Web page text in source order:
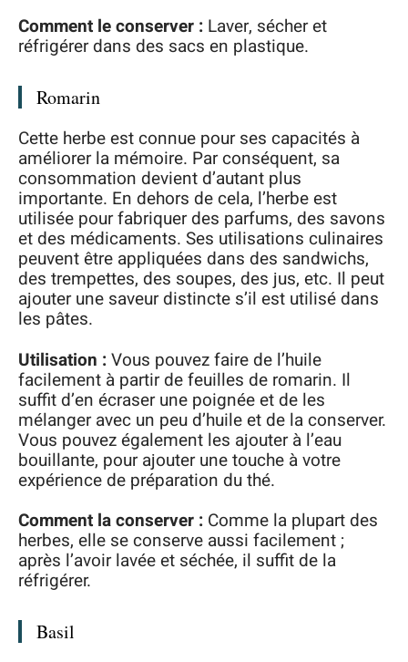
Comment le conserver : Laver, sécher et
réfrigérer dans des sacs en plastique.
Romarin
Cette herbe est connue pour ses capacités à
améliorer la mémoire. Par conséquent, sa
consommation devient d’autant plus
importante. En dehors de cela, l’herbe est
utilisée pour fabriquer des parfums, des savons
et des médicaments. Ses utilisations culinaires
peuvent être appliquées dans des sandwichs,
des trempettes, des soupes, des jus, etc. Il peut
ajouter une saveur distincte s’il est utilisé dans
les pâtes.
Utilisation :Vous pouvez faire de l’huile
facilement à partir de feuilles de romarin. Il
suffit d’en écraser une poignée et de les
mélanger avec un peu d’huile et de la conserver.
Vous pouvez également les ajouter à l’eau
bouillante, pour ajouter une touche à votre
expérience de préparation du thé.
Comment la conserver : Comme la plupart des
herbes, elle se conserve aussi facilement ;
après l’avoir lavée et séchée, il suffit de la
réfrigérer.
Basil